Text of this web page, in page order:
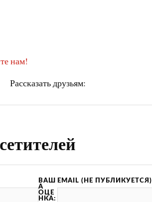
нам!
Рассказать друзьям:
EMAIL (НЕ ПУБЛИКУЕТСЯ)
ВАШ
А
ОЦЕ
НКА: